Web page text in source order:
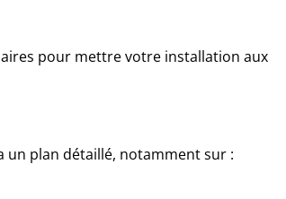
pour mettre votre installation aux
un plan détaillé, notamment sur :